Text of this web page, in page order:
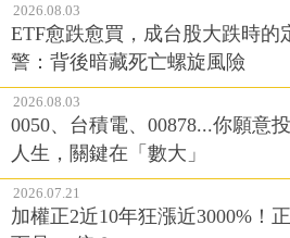
2026.08.03
ETF愈跌愈買，成台股大跌時的
警：背後暗藏死亡螺旋風險
2026.08.03
0050、台積電、00878...你願意
人生，關鍵在「數大」
2026.07.21
加權正2近10年狂漲近3000%！